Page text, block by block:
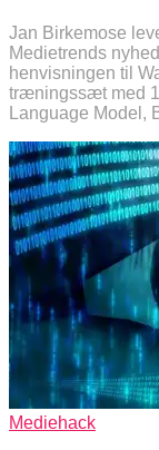
Jan Birkemose
Medietrends
henvisningen til
træningssæt med
Language Model,
Mediehack